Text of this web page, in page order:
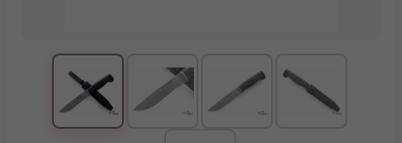
Тактические ножи
Туристические и охотничьи ножи
Ножи для выживания
Мачете